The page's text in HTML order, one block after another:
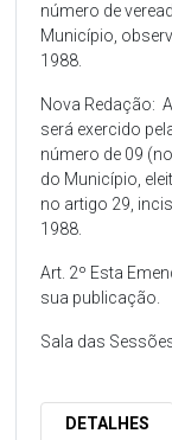
número de
Município,
1988.
Nova Redação:
será exercido
número de 09
do Município,
no artigo 29,
1988.
Art. 2º Esta
sua publicação.
Sala das
DETALHES